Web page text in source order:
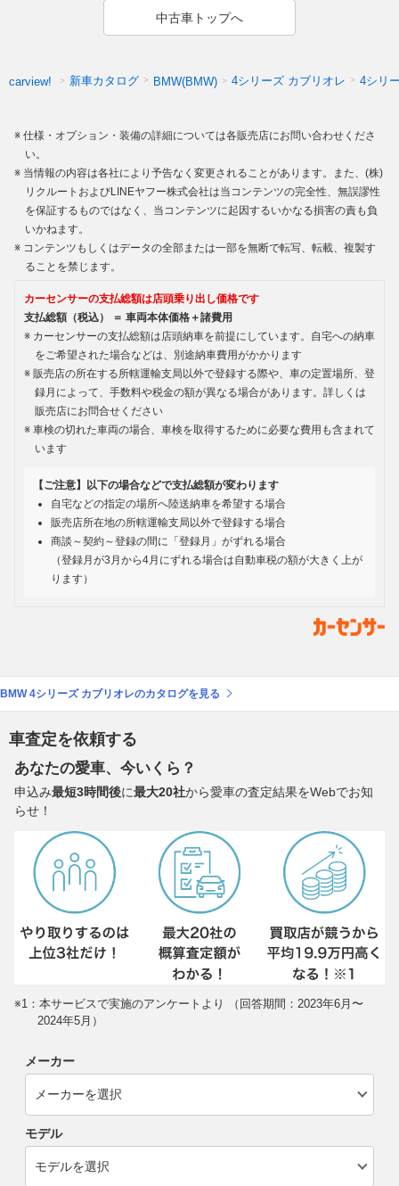
中古車トップへ
carview! 新車カタログ BMW(BMW) 4シリーズ カブリオレ 4シリ
仕様・オプション・装備の詳細については各販売店にお問い合わせくださ
い。
当情報の内容は各社により予告なく変更されることがあります。また、(株)
リクルートおよびLINEヤフー株式会社は当コンテンツの完全性、無誤謬性
を保証するものではなく、当コンテンツに起因するいかなる損害の責も負
いかねます。
コンテンツもしくはデータの全部または一部を無断で転写、転載、複製す
ることを禁じます。
カーセンサーの支払総額は店頭乗り出し価格です
支払総額（税込） ＝ 車両本体価格＋諸費用
カーセンサーの支払総額は店頭納車を前提にしています。自宅への納車
をご希望された場合などは、別途納車費用がかかります
販売店の所在する所轄運輸支局以外で登録する際や、車の定置場所、登
録月によって、手数料や税金の額が異なる場合があります。詳しくは
販売店にお問合せください
車検の切れた車両の場合、車検を取得するために必要な費用も含まれて
います
【ご注意】以下の場合などで支払総額が変わります
自宅などの指定の場所へ陸送納車を希望する場合
販売店所在地の所轄運輸支局以外で登録する場合
商談～契約～登録の間に「登録月」がずれる場合
（登録月が3月から4月にずれる場合は自動車税の額が大きく上が
ります）
BMW 4シリーズ カブリオレのカタログを見る
車査定を依頼する
あなたの愛車、今いくら？
申込み最短3時間後に最大20社から愛車の査定結果をWebでお知
らせ！
※1：本サービスで実施のアンケートより （回答期間：2023年6月〜
2024年5月）
メーカー
モデル